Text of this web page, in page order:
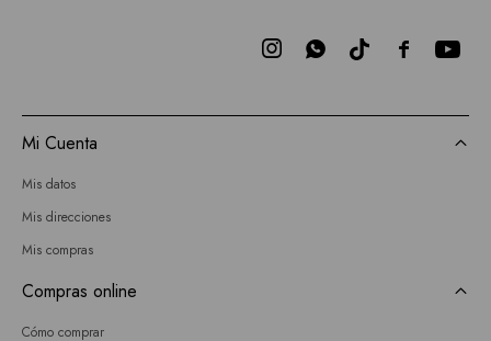

 
Mi Cuenta
Mis datos
Mis direcciones
Mis compras
Compras online
Cómo comprar